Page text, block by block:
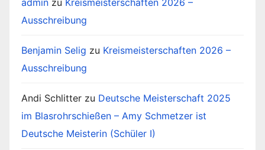
Ausschreibung
Benjamin Selig zu Kreismeisterschaften 2026 –
Ausschreibung
Andi Schlitter zu Deutsche Meisterschaft 2025
im Blasrohrschießen – Amy Schmetzer ist
Deutsche Meisterin (Schüler I)